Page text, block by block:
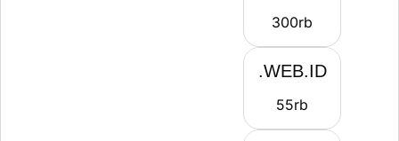
300rb
.WEB.ID
55rb